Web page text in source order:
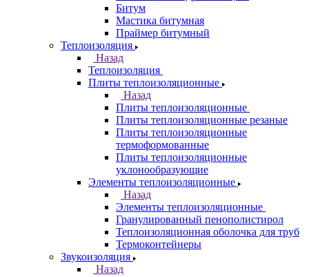
Битум
Мастика битумная
Праймер битумный
Теплоизоляция
Назад
Теплоизоляция
Плиты теплоизоляционные
Назад
Плиты теплоизоляционные
Плиты теплоизоляционные резаные
Плиты теплоизоляционные
термоформованные
Плиты теплоизоляционные
уклонообразующие
Элементы теплоизоляционные
Назад
Элементы теплоизоляционные
Гранулированный пенополистирол
Теплоизоляционная оболочка для труб
Термоконтейнеры
Звукоизоляция
Назад